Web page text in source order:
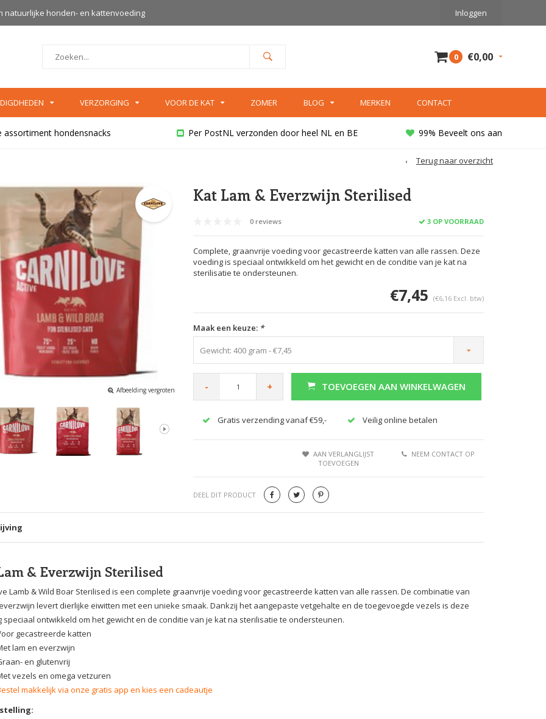
natuurlijke honden- en kattenvoeding Inloggen
0 €0,00
VERZORGING VOOR DE KAT ZOMER BLOG MERKEN CONTACT
assortiment hondensnacks Per PostNL verzonden door heel NL en BE 99% Beveelt ons aan
Terug naar overzicht
Afbeelding vergroten Afbeelding vergroten
Kat Lam & Everzwijn Sterilised
0 reviews 3 OP VOORRAAD
Complete, graanvrije voeding voor gecastreerde katten van alle rassen. Deze
voeding is speciaal ontwikkeld om het gewicht en de conditie van je kat na
sterilisatie te ondersteunen.
€7,45 (€6,16 Excl. btw)
Maak een keuze: *
Gewicht: 400 gram - €7,45
- + TOEVOEGEN AAN WINKELWAGEN
Gratis verzending vanaf €59,- Veilig online betalen
AAN VERLANGLIJST
TOEVOEGEN
NEEM CONTACT OP
DEEL DIT PRODUCT
& Everzwijn Sterilised
Lamb & Wild Boar Sterilised is een complete graanvrije voeding voor gecastreerde katten van alle rassen. De combinatie van
levert dierlijke eiwitten met een unieke smaak. Dankzij het aangepaste vetgehalte en de toegevoegde vezels is deze
speciaal ontwikkeld om het gewicht en de conditie van je kat na sterilisatie te ondersteunen.
gecastreerde katten
lam en everzwijn
en glutenvrij
vezels en omega vetzuren
makkelijk via onze gratis app en kies een cadeautje